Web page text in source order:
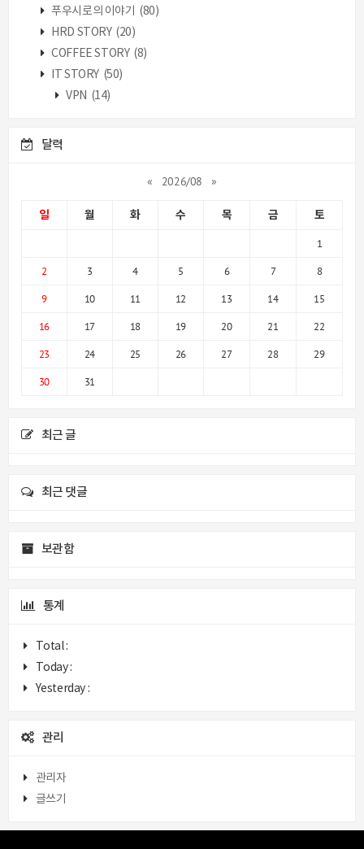
푸우시로의 이야기
(80)
HRD STORY (20)
COFFEE STORY (8)
IT STORY (50)
VPN (14)
달력
« 2026/08 »
일 월 화 수 목 금 토
1
2
3 4 5 6 7
8
9
10 11 12 13 14
15
16
17 18 19 20 21
22
23
24 25 26 27 28
29
30
31
최근 글
최근 댓글
보관함
통계
Total :
Today :
Yesterday :
관리
관리자
글쓰기